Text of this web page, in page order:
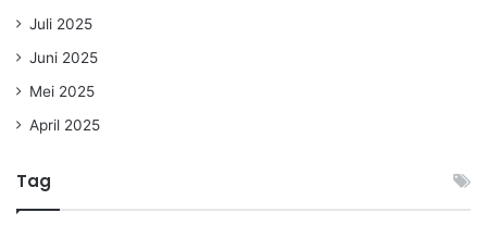
Juli 2025
Juni 2025
Mei 2025
April 2025
Tag